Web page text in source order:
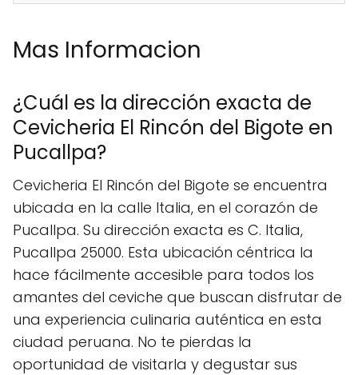
Mas Informacion
¿Cuál es la dirección exacta de
Cevicheria El Rincón del Bigote en
Pucallpa?
Cevicheria El Rincón del Bigote se encuentra
ubicada en la calle Italia, en el corazón de
Pucallpa. Su dirección exacta es C. Italia,
Pucallpa 25000. Esta ubicación céntrica la
hace fácilmente accesible para todos los
amantes del ceviche que buscan disfrutar de
una experiencia culinaria auténtica en esta
ciudad peruana. No te pierdas la
oportunidad de visitarla y degustar sus